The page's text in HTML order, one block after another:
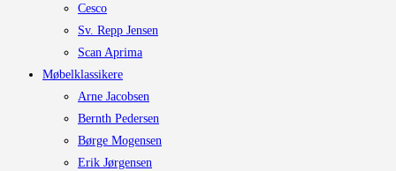
Cesco
Sv. Repp Jensen
Scan Aprima
Møbelklassikere
Arne Jacobsen
Bernth Pedersen
Børge Mogensen
Erik Jørgensen